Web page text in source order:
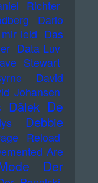
Richter
Dario
leid Das
Data Luv
Stewart
David
Johansen
Dälek De
Debbie
Reload
Are
Der